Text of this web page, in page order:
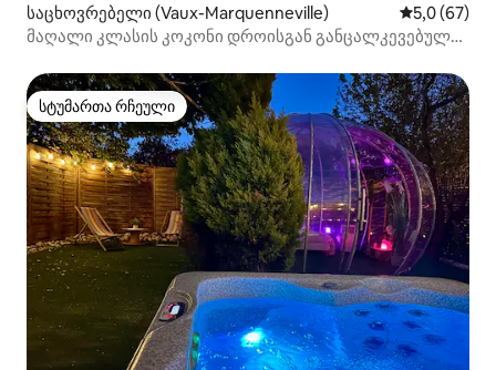
საცხოვრებელი (Vaux-Marquenneville) საშუალო
5,0 (67)
მაღალი კლასის კოკონი დროისგან განცალკევებული
სტუმართა რჩეული
სტუმართა რჩეული